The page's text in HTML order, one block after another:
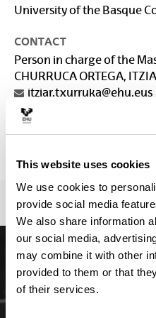
This website uses cookies
We use cookies to
provide social media
We also share information
our social media,
may combine it with other
provided to them or that
of their services.
University of the Basque
CONTACT
Person in charge of the
CHURRUCA ORTEGA,
itziar.txurruka@ehu.eus
Secretariat :
Secretaría de la Facultad